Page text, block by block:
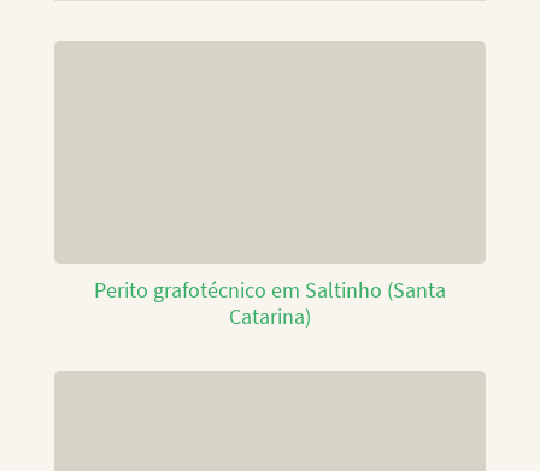
Perito grafotécnico em Saltinho (Santa
Catarina)